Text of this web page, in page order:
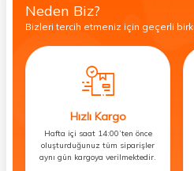
Neden Biz?
Bizleri tercih etmeniz için geçerli
Hızlı Kargo
Hafta içi saat 14:00’ten önce
oluşturduğunuz tüm siparişler
aynı gün kargoya verilmektedir.